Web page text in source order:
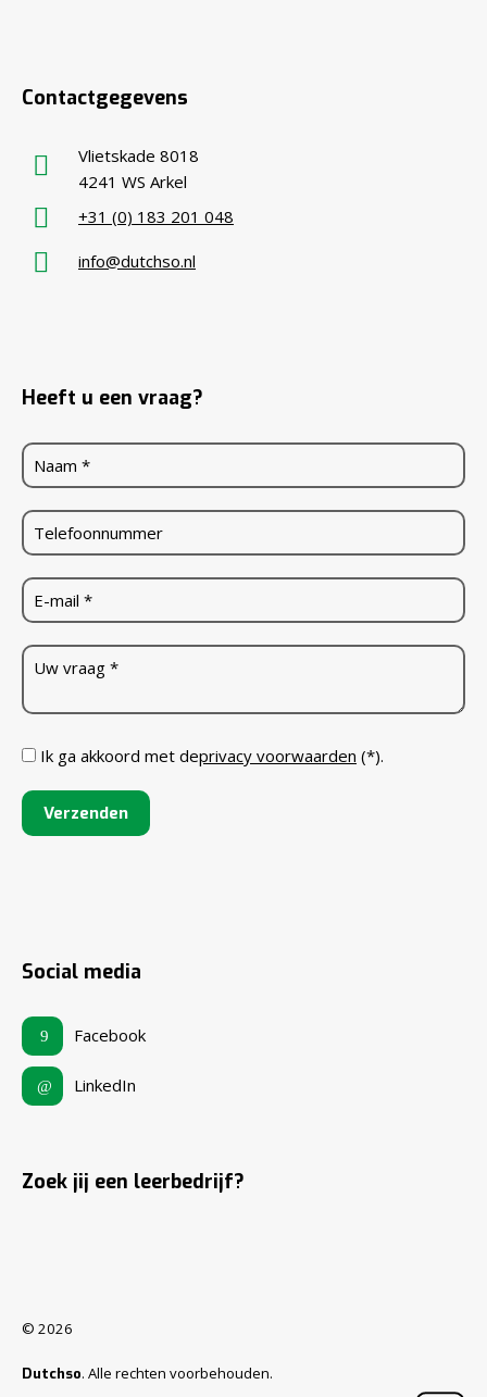
Contactgegevens
Vlietskade 8018
4241 WS Arkel
+31 (0) 183 201 048
info@dutchso.nl
Heeft u een vraag?
Ik ga akkoord met deprivacy voorwaarden (*).
Social media
Facebook
LinkedIn
Zoek jij een leerbedrijf?
© 2026
Dutchso. Alle rechten voorbehouden.